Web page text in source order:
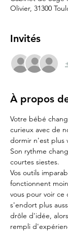
Olivier, 31300
Invités
À propos
Votre bébé
curieux avec de
dormir n'est plus
Son rythme
courtes siestes.
Vos outils
fonctionnent
vous pour voir ce
s'endort plus
drôle d'idée,
rempli